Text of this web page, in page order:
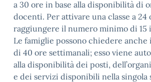
a 30 ore in base alla disponibilità di
docenti. Per attivare una classe a 24
raggiungere il numero minimo di 15
Le famiglie possono chiedere
di 40 ore settimanali; esso viene
alla disponibilità dei posti,
e dei servizi disponibili nella singola